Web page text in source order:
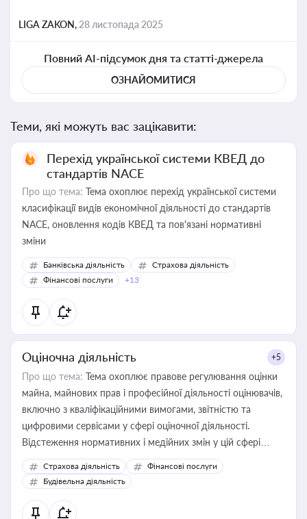
LIGA ZAKON, 28 листопада 2025
Повний AI-підсумок дня та статті-джерела
ОЗНАЙОМИТИСЯ
Теми, які можуть вас зацікавити:
Перехід української системи КВЕД до
стандартів NACE
Про що тема: Тема охоплює перехід української системи
класифікації видів економічної діяльності до стандартів
NACE, оновлення кодів КВЕД та пов'язані нормативні
зміни
Банківська діяльність
Страхова діяльність
Фінансові послуги
+13
Оціночна діяльність +5
Про що тема: Тема охоплює правове регулювання оцінки
майна, майнових прав і професійної діяльності оцінювачів,
включно з кваліфікаційними вимогами, звітністю та
цифровими сервісами у сфері оціночної діяльності.
Відстеження нормативних і медійних змін у цій сфері
корисне для власника бізнесу, керівника, юриста або
бухгалтера під час оподаткування, приватизації, оренди
державного майна, корпоративних угод і перевірки
статусу суб'єктів оціночної діяльності
Страхова діяльність
Фінансові послуги
Будівельна діяльність